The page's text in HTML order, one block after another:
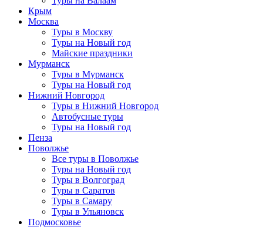
Крым
Москва
Туры в Москву
Туры на Новый год
Майские праздники
Мурманск
Туры в Мурманск
Туры на Новый год
Нижний Новгород
Туры в Нижний Новгород
Автобусные туры
Туры на Новый год
Пенза
Поволжье
Все туры в Поволжье
Туры на Новый год
Туры в Волгоград
Туры в Саратов
Туры в Самару
Туры в Ульяновск
Подмосковье